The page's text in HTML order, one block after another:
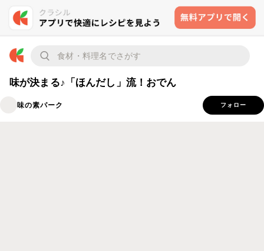
味が決まる♪「ほんだし」流！おでん
味の素パーク フォロー